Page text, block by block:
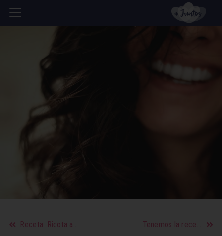
Receta: Ricota asada Tenemos la receta más fácil para hacer pan en casa